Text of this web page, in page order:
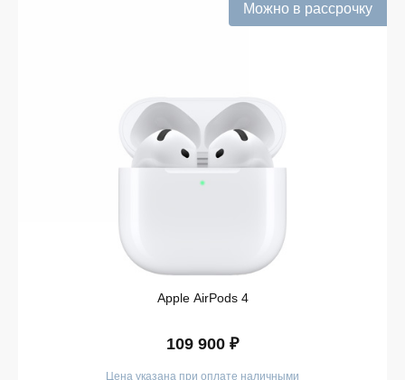
покупки по всем ассортиментам с рассрочкой.
При необходимости можно уточнить детали по
рассрочке прямо в карточке товара.
Оперативная доставка по Липецку. Курьерская
Такой подход делает покупку простой и безопасной.
Мы гарантируем, что вы получите именно тот продукт,
подтверждёнными характеристиками и официальной
Можно в рассрочку
Apple AirPods 4
109 900 ₽
Цена указана при оплате наличными